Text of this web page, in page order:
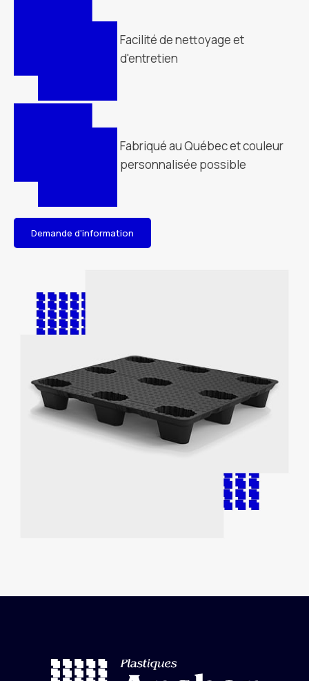
Facilité de nettoyage et
d'entretien
Fabriqué au Québec et couleur
personnalisée possible
Demande d'information